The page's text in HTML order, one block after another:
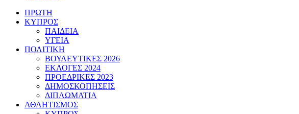
ΠΡΩΤΗ
ΚΥΠΡΟΣ
ΠΑΙΔΕΙΑ
ΥΓΕΙΑ
ΠΟΛΙΤΙΚΗ
ΒΟΥΛΕΥΤΙΚΕΣ 2026
ΕΚΛΟΓΕΣ 2024
ΠΡΟΕΔΡΙΚΕΣ 2023
ΔΗΜΟΣΚΟΠΗΣΕΙΣ
ΔΙΠΛΩΜΑΤΙΑ
ΑΘΛΗΤΙΣΜΟΣ